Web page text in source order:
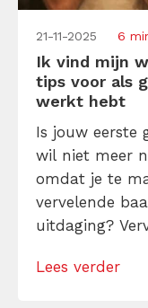
21-11-2025 6
Ik vind mijn
tips voor als
werkt hebt
Is jouw eerste
wil niet meer
omdat je te
vervelende
uitdaging?
plezier terug
Lees verder